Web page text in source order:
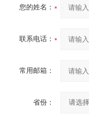
您的姓名：
联系电话：
常用邮箱：
省份：